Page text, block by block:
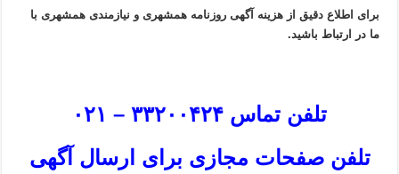
برای اطلاع دقیق از هزینه آگهی روزنامه همشهری و نیازمندی همشهری با
ما در ارتباط باشید.
تلفن تماس ۳۳۲۰۰۴۲۴ – ۰۲۱
تلفن صفحات مجازی برای ارسال آگهی